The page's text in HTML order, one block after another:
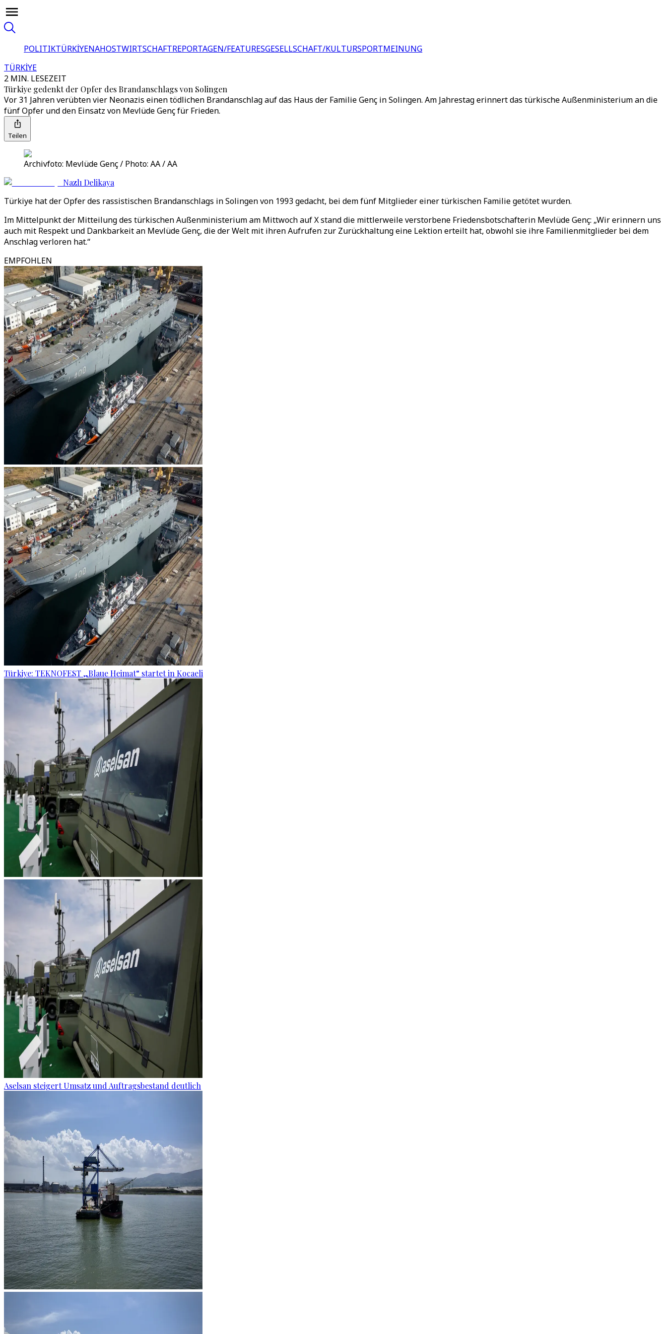
POLITIKTÜRKİYENAHOSTWIRTSCHAFTREPORTAGEN/FEATURESGESELLSCHAFT/KULTURSPORTMEINUNG
TÜRKİYE
2 MIN. LESEZEIT
Türkiye gedenkt der Opfer des Brandanschlags von Solingen
Vor 31 Jahren verübten vier Neonazis einen tödlichen Brandanschlag auf das Haus der Familie Genç in Solingen. Am Jahrestag erinnert das türkische Außenministerium an die
fünf Opfer und den Einsatz von Mevlüde Genç für Frieden.
Teilen
Archivfoto: Mevlüde Genç / Photo: AA / AA
Nazlı Delikaya
Türkiye hat der Opfer des rassistischen Brandanschlags in Solingen von 1993 gedacht, bei dem fünf Mitglieder einer türkischen Familie getötet wurden.
Im Mittelpunkt der Mitteilung des türkischen Außenministerium am Mittwoch auf X stand die mittlerweile verstorbene Friedensbotschafterin Mevlüde Genç: „Wir erinnern uns
auch mit Respekt und Dankbarkeit an Mevlüde Genç, die der Welt mit ihren Aufrufen zur Zurückhaltung eine Lektion erteilt hat, obwohl sie ihre Familienmitglieder bei dem
Anschlag verloren hat.“
EMPFOHLEN
Türkiye: TEKNOFEST „Blaue Heimat“ startet in Kocaeli
Aselsan steigert Umsatz und Auftragsbestand deutlich